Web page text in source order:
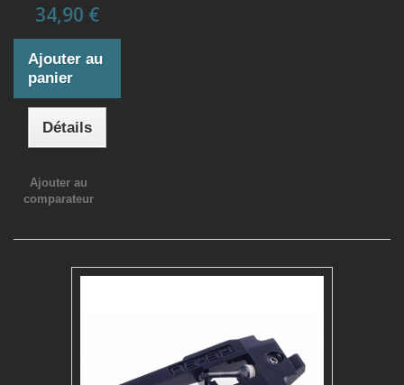
34,90 €
Ajouter au
panier
Détails
Ajouter au
comparateur